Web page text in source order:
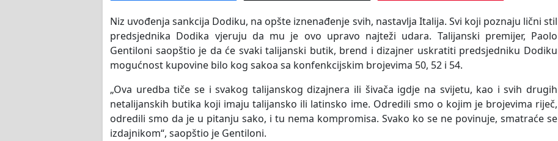
Niz uvođenja sankcija Dodiku, na opšte iznenađenje svih, nastavlja Italija. Svi koji poznaju lični stil
predsjednika Dodika vjeruju da mu je ovo upravo najteži udara. Talijanski premijer, Paolo
Gentiloni saopštio je da će svaki talijanski butik, brend i dizajner uskratiti predsjedniku Dodiku
mogućnost kupovine bilo kog sakoa sa konfenkcijskim brojevima 50, 52 i 54.
„Ova uredba tiče se i svakog talijanskog dizajnera ili šivača igdje na svijetu, kao i svih drugih
netalijanskih butika koji imaju talijansko ili latinsko ime. Odredili smo o kojim je brojevima riječ,
odredili smo da je u pitanju sako, i tu nema kompromisa. Svako ko se ne povinuje, smatraće se
izdajnikom“, saopštio je Gentiloni.